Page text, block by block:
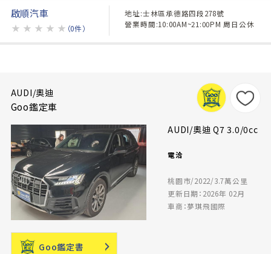
啟順汽車
★ ★ ★ ★ ★ （0件）
地址:士林區承德路四段278號
營業時間:10:00AM~21:00PM 周日公休
AUDI/奧迪
Goo鑑定車
AUDI/奧迪 Q7 3.0/0cc
電洽
桃園市/2022/3.7萬公里
更新日期：2026年 02月
車商：夢琪飛國際
Goo鑑定書